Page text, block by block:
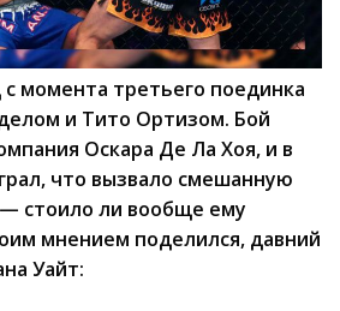
момента третьего поединка
и Тито Ортизом. Бой
Оскара Де Ла Хоя, и в
что вызвало смешанную
стоило ли вообще ему
мнением поделился, давний
Уайт: